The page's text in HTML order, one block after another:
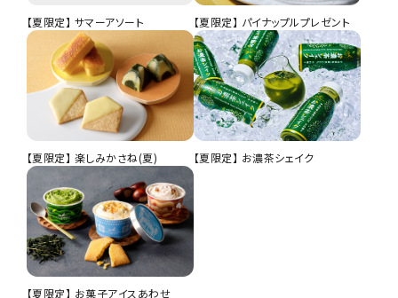
【夏限定】 サマーアソート 【夏限定】 パイナップルプレゼント
【夏限定】 楽しみかさね(夏) 【夏限定】 お濃茶シェイク
【夏限定】 お菓子アイスあわせ